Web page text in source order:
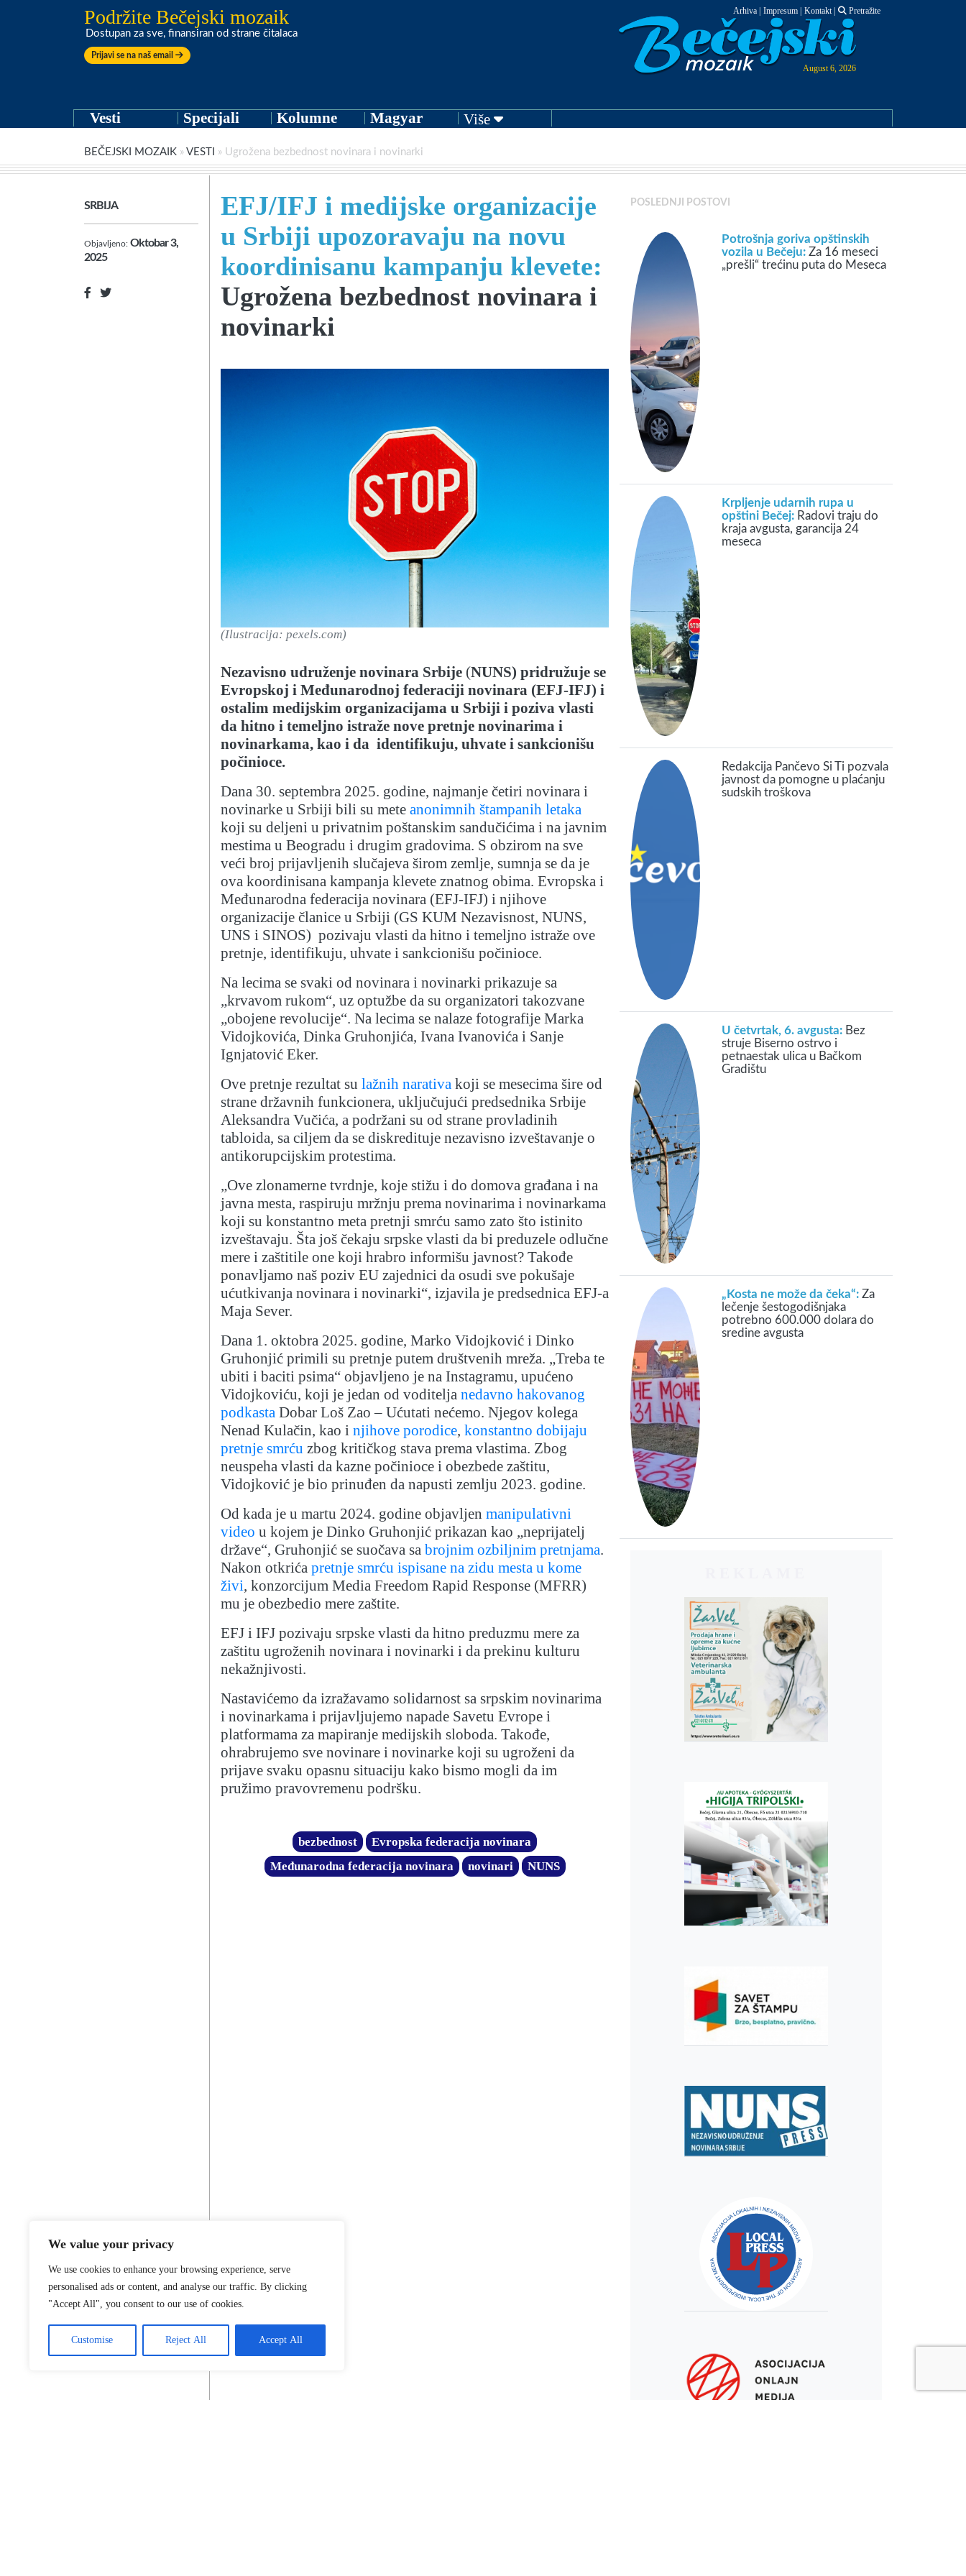
We value your privacy
We use cookies to enhance your browsing experience, serve
personalised ads or content, and analyse our traffic. By clicking
"Accept All", you consent to our use of cookies.
Customise Reject All Accept All
Podržite Bečejski mozaik
Dostupan za sve, finansiran od strane čitalaca
Prijavi se na naš email
Arhiva Impresum Kontakt| Pretražite
August 6, 2026
Vesti Specijali Kolumne Magyar Više
BEČEJSKI MOZAIK » VESTI » Ugrožena bezbednost novinara i novinarki
SRBIJA
Objavljeno: Oktobar 3,
2025
EFJ/IFJ i medijske organizacije
u Srbiji upozoravaju na novu
koordinisanu kampanju klevete:
Ugrožena bezbednost novinara i
novinarki
(Ilustracija: pexels.com)
Nezavisno udruženje novinara Srbije (NUNS) pridružuje se
Evropskoj i Međunarodnoj federaciji novinara (EFJ-IFJ) i
ostalim medijskim organizacijama u Srbiji i poziva vlasti
da hitno i temeljno istraže nove pretnje novinarima i
novinarkama, kao i da identifikuju, uhvate i sankcionišu
počinioce.
Dana 30. septembra 2025. godine, najmanje četiri novinara i
novinarke u Srbiji bili su mete anonimnih štampanih letaka
koji su deljeni u privatnim poštanskim sandučićima i na javnim
mestima u Beogradu i drugim gradovima. S obzirom na sve
veći broj prijavljenih slučajeva širom zemlje, sumnja se da je
ova koordinisana kampanja klevete znatnog obima. Evropska i
Međunarodna federacija novinara (EFJ-IFJ) i njihove
organizacije članice u Srbiji (GS KUM Nezavisnost, NUNS,
UNS i SINOS) pozivaju vlasti da hitno i temeljno istraže ove
pretnje, identifikuju, uhvate i sankcionišu počinioce.
Na lecima se svaki od novinara i novinarki prikazuje sa
„krvavom rukom“, uz optužbe da su organizatori takozvane
„obojene revolucije“. Na lecima se nalaze fotografije Marka
Vidojkovića, Dinka Gruhonjića, Ivana Ivanovića i Sanje
Ignjatović Eker.
Ove pretnje rezultat su lažnih narativa koji se mesecima šire od
strane državnih funkcionera, uključujući predsednika Srbije
Aleksandra Vučića, a podržani su od strane provladinih
tabloida, sa ciljem da se diskredituje nezavisno izveštavanje o
antikorupcijskim protestima.
„Ove zlonamerne tvrdnje, koje stižu i do domova građana i na
javna mesta, raspiruju mržnju prema novinarima i novinarkama
koji su konstantno meta pretnji smrću samo zato što istinito
izveštavaju. Šta još čekaju srpske vlasti da bi preduzele odlučne
mere i zaštitile one koji hrabro informišu javnost? Takođe
ponavljamo naš poziv EU zajednici da osudi sve pokušaje
ućutkivanja novinara i novinarki“, izjavila je predsednica EFJ-a
Maja Sever.
Dana 1. oktobra 2025. godine, Marko Vidojković i Dinko
Gruhonjić primili su pretnje putem društvenih mreža. „Treba te
ubiti i baciti psima“ objavljeno je na Instagramu, upućeno
Vidojkoviću, koji je jedan od voditelja nedavno hakovanog
podkasta Dobar Loš Zao – Ućutati nećemo. Njegov kolega
Nenad Kulačin, kao i njihove porodice, konstantno dobijaju
pretnje smrću zbog kritičkog stava prema vlastima. Zbog
neuspeha vlasti da kazne počinioce i obezbede zaštitu,
Vidojković je bio prinuđen da napusti zemlju 2023. godine.
Od kada je u martu 2024. godine objavljen manipulativni
video u kojem je Dinko Gruhonjić prikazan kao „neprijatelj
države“, Gruhonjić se suočava sa brojnim ozbiljnim pretnjama.
Nakon otkrića pretnje smrću ispisane na zidu mesta u kome
živi, konzorcijum Media Freedom Rapid Response (MFRR)
mu je obezbedio mere zaštite.
EFJ i IFJ pozivaju srpske vlasti da hitno preduzmu mere za
zaštitu ugroženih novinara i novinarki i da prekinu kulturu
nekažnjivosti.
Nastavićemo da izražavamo solidarnost sa srpskim novinarima
i novinarkama i prijavljujemo napade Savetu Evrope i
platformama za mapiranje medijskih sloboda. Takođe,
ohrabrujemo sve novinare i novinarke koji su ugroženi da
prijave svaku opasnu situaciju kako bismo mogli da im
pružimo pravovremenu podršku.
bezbednost
Evropska federacija novinara
Međunarodna federacija novinara
novinari NUNS
POSLEDNJI POSTOVI
Potrošnja goriva opštinskih
vozila u Bečeju: Za 16 meseci
„prešli“ trećinu puta do Meseca
Krpljenje udarnih rupa u
opštini Bečej: Radovi traju do
kraja avgusta, garancija 24
meseca
Redakcija Pančevo Si Ti pozvala
javnost da pomogne u plaćanju
sudskih troškova
U četvrtak, 6. avgusta: Bez
struje Biserno ostrvo i
petnaestak ulica u Bačkom
Gradištu
„Kosta ne može da čeka“: Za
lečenje šestogodišnjaka
potrebno 600.000 dolara do
sredine avgusta